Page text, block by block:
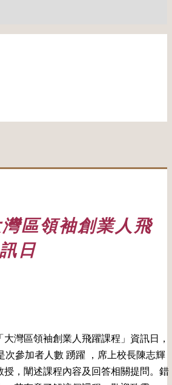
區領袖創業人飛
日
灣區領袖創業人飛躍課程」資訊日，
次參加者人數 踴躍 ，席上校長陳志輝
，闡述課程內容及回答相關提問。錯